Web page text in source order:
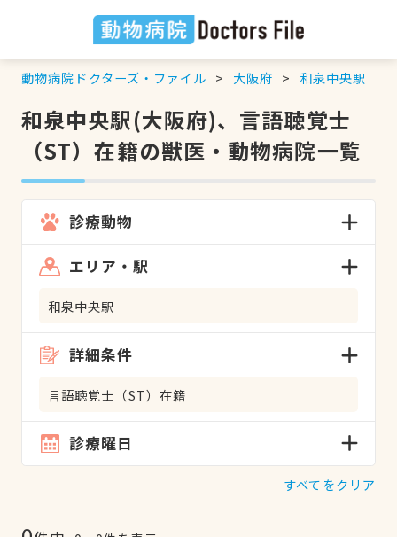
動物病院ドクターズ・ファイル 大阪府 和泉中央駅
和泉中央駅(大阪府)、言語聴覚士
（ST）在籍の獣医・動物病院一覧
診療動物
エリア・駅
和泉中央駅
詳細条件
言語聴覚士（ST）在籍
診療曜日
すべてをクリア